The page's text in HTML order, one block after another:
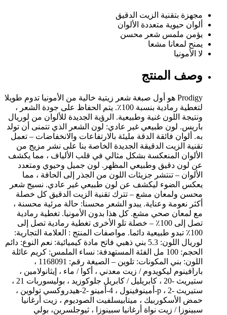
مجهزة بتقنية الزيت الدقيق
ألوان حيوية متعددة الألوان
يؤمن ملمس شعر محسن
يمنح لمعانا مشعا
لا الأمونيا
وصف المنتج
Prodigy هو أول صبغة شعر زيتية خالية من الأمونيا تدوم طويلا
لتغطية رمادية بنسبة 100٪. يتم الحفاظ على جودة الشعر ،
ونتيجة اللون غنية وطبيعية. الرؤية الجديدة للألوان من لوريال
باريس. لون طبيعي غير عادي: لون الشعر الذي تتمنى أن تولد
به. ألوان فائقة الدقة مليئة بالارتفاعات والانخفاضات – تعمل
تقنية الزيت الدقيقة الجديدة الخاصة بنا على نشر مزيج من
الألوان المنعكسة بشكل مثالي في قلب الألياف ، مما يكشف
عن لون دقيق وطبيعي المظهر. لون جميل وحيوي ومتعدد
الألوان – تنتشر جزيئات اللون من الجذر إلى الحافة ، مما
يعكس الضوء ليكشف عن لون طبيعي غير عادي. نسيج شعر
محسن ولمعان مشع – تترك تقنية الزيت الدقيق كل خصلة
أكثر نعومة وعناية. يبدو الشعر محسنا: حالة مرئية محسنة ،
مع لمعان صحي مشع. كل هذا بدون الأمونيا. تغطية رمادية
تصل إلى 100٪ – خصلة تلو الأخرى تغطية رمادية تصل إلى
100٪ تبدو طبيعية دائما. مواصفات المنتج : العلامة التجارية:
لوريال اللون: 5.3 بني ذهبي فاتح مادة كيميائية: نعم النوع: دائم
الحجم: 100 مل الفئة المستهدفة: نساء الملمس: كريم عائلة
اللون: بني المكونات: تلوين – الصيغة رقم: 1168091 ،
بارافينوم ليكويدوم / زيت معدني ، أكوا / ماء ، إيثانولامين ،
ستيريث -20 ، كابريليل / كابريل جلوكوزيد ، بوليسوربات 21 ،
ستيريث -2 ، p-أمينوفينول ، 4-أمينو -2-هيدروكسي تولوين ،
حمض الأسكوربيك ، ميتابيسلفيت الصوديوم ، زيت أرغانيا
سبينوزا / زيت نواة أرغانيا سبينوزا ، ثيوجلسرين، بولي